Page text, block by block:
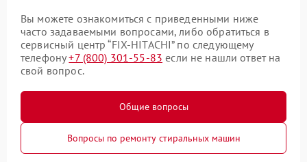
Вы можете ознакомиться с приведенными ниже
часто задаваемыми вопросами, либо обратиться в
сервисный центр “FIX-HITACHI” по следующему
телефону+7 (800) 301-55-83 если не нашли ответ на
свой вопрос.
Общие вопросы
Вопросы по ремонту стиральных машин